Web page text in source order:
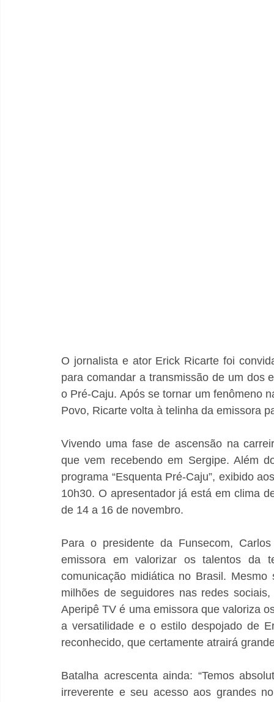
O jornalista e ator Erick Ricarte foi
para comandar a transmissão de um dos
o Pré-Caju. Após se tornar um fenômeno
Povo, Ricarte volta à telinha da emissora
Vivendo uma fase de ascensão na
que vem recebendo em Sergipe. Além
programa “Esquenta Pré-Caju”, exibido
10h30. O apresentador já está em clima
de 14 a 16 de novembro.
Para o presidente da Funsecom,
emissora em valorizar os talentos da
comunicação midiática no Brasil.
milhões de seguidores nas redes
Aperipê TV é uma emissora que valoriza
a versatilidade e o estilo despojado de
reconhecido, que certamente atrairá
Batalha acrescenta ainda: “Temos
irreverente e seu acesso aos grandes